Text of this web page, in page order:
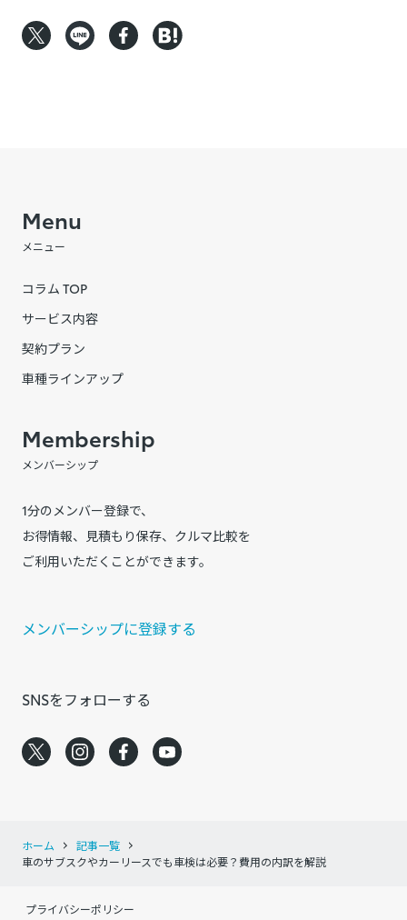
Menu
メニュー
コラム TOP
サービス内容
契約プラン
車種ラインアップ
Membership
メンバーシップ
1分のメンバー登録で、
お得情報、見積もり保存、クルマ比較を
ご利用いただくことができます。
メンバーシップに登録する
SNSをフォローする
ホーム
記事一覧
車のサブスクやカーリースでも車検は必要？費用の内訳を解説
プライバシーポリシー